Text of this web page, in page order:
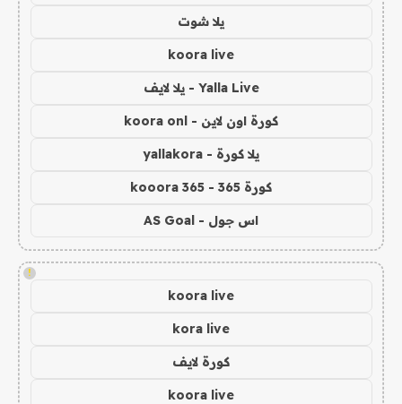
يلا شوت
koora live
Yalla Live - يلا لايف
كورة اون لاين - koora onl
يلا كورة - yallakora
كورة 365 - kooora 365
اس جول - AS Goal
!
koora live
kora live
كورة لايف
koora live